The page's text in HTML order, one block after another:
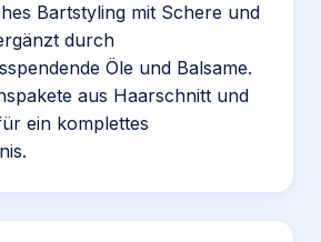
Bartstyling mit Schere und
durch
Öle und Balsame.
aus Haarschnitt und
ein komplettes